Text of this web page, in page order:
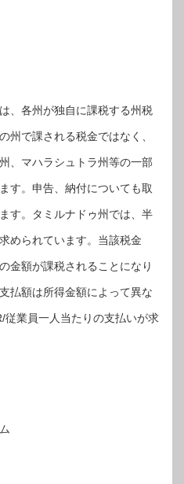
、各州が独自に課税する州税
州で課される税金ではなく、
、マハラシュトラ州等の一部
す。申告、納付についても取
す。タミルナドゥ州では、半
められています。当該税金
金額が課税されることになり
払額は所得金額によって異な
従業員一人当たりの支払いが求